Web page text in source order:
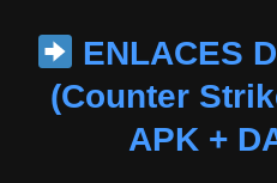
ENLACES
(Counter
APK +